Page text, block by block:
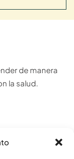
de manera
la salud.